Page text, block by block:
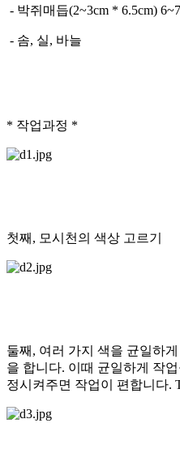
- 박쥐매듭(2~3cm * 6.5cm)
- 솜, 실, 바늘
* 작업과정 *
첫째, 모시천의 색상 고르기
둘째, 여러 가지 색을 균일하
을 합니다. 이때 균일하게 작
정시켜주면 작업이 편합니다.